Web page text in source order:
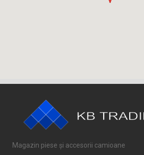
Magazin piese și accesorii camioane